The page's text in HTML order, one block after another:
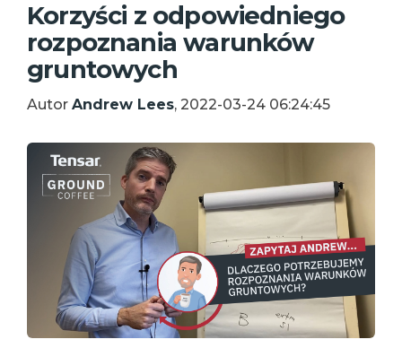
Korzyści z odpowiedniego
rozpoznania warunków
gruntowych
Autor Andrew Lees, 2022-03-24 06:24:45